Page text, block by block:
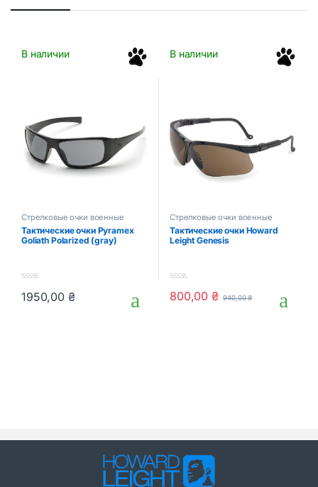
В наличии
Стрелковые очки военные
защитные маски для стрельбы
Тактические очки Pyramex
Goliath Polarized (gray)
o
1950,00 ₴
В наличии
Стрелковые очки военные
защитные маски для стрельбы
Тактические очки Howard
Leight Genesis
0
o
800,00₴ 940,00₴